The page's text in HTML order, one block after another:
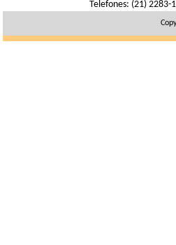
Telefones: (21) 2283-